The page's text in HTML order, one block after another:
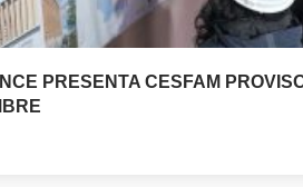
PRESENTA CESFAM